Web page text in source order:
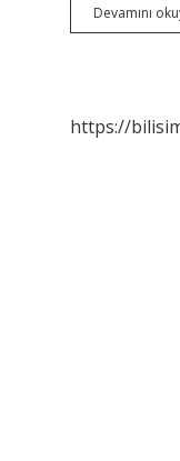
Devamını
https://